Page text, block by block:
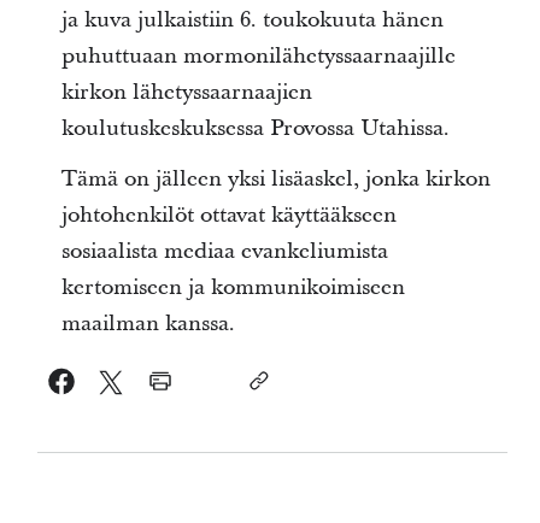
ja kuva julkaistiin 6. toukokuuta hänen
puhuttuaan mormonilähetyssaarnaajille
kirkon lähetyssaarnaajien
koulutuskeskuksessa Provossa Utahissa.
Tämä on jälleen yksi lisäaskel, jonka kirkon
johtohenkilöt ottavat käyttääkseen
sosiaalista mediaa evankeliumista
kertomiseen ja kommunikoimiseen
maailman kanssa.